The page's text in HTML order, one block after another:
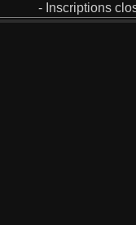
- Inscriptions